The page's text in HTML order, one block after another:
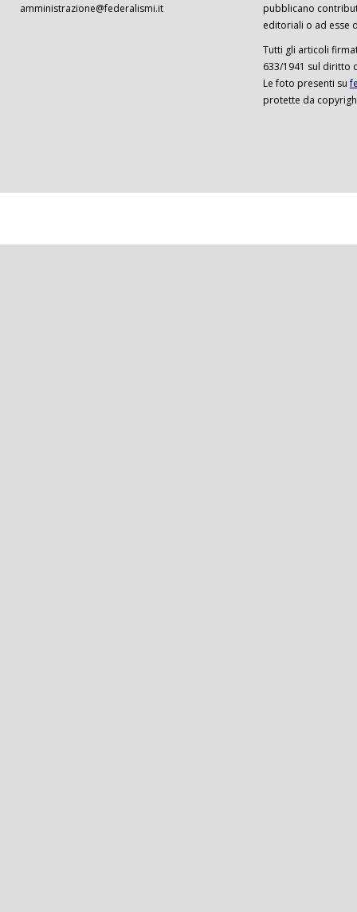
amministrazione@federalismi.it
pubblicano
editoriali o ad esse
Tutti gli articoli
633/1941 sul diritto
Le foto presenti su
protette da